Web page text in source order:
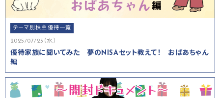
テーマ別株主優待一覧
2025/07/23（水）
優待家族に聞いてみた 夢のNISAセット教えて！ おばあちゃん
編